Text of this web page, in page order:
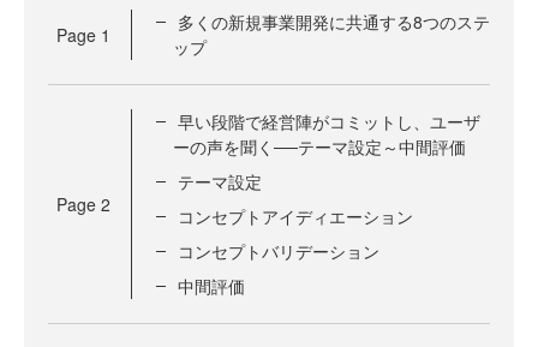
Page 1
多くの新規事業開発に共通する8つのステ
ップ
Page 2
早い段階で経営陣がコミットし、ユーザ
ーの声を聞く──テーマ設定～中間評価
テーマ設定
コンセプトアイディエーション
コンセプトバリデーション
中間評価